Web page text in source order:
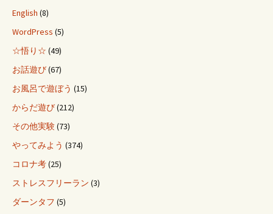
English (8)
WordPress (5)
☆悟り☆ (49)
お話遊び(67)
お風呂で遊ぼう (15)
からだ遊び(212)
その他実験(73)
やってみよう (374)
コロナ考(25)
ストレスフリーラン (3)
ダーンタフ (5)